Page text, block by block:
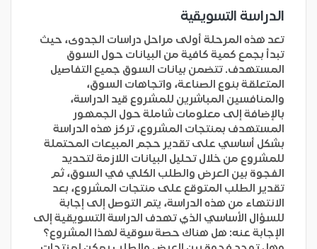
الدراسة التسويقية
تعد هذه المرحلة أولى مراحل دراسات الجدوى، حيث
تبدأ بجمع كمية كافية من البيانات حول السوق
المستهدف. تتضمن بيانات السوق جميع التفاصيل
المتعلقة بنوع الصناعة، واتجاهات السوق،
والمنافسين المباشرين للمشروع قيد الدراسة،
بالإضافة إلى معلومات شاملة حول الجمهور
المستهدف بمنتجات المشروع، تركز هذه الدراسة
بشكل أساسي على تقدير حجم المبيعات المحتملة
للمشروع من خلال تحليل البيانات اللازمة لتحديد
الفجوة بين العرض والطلب الكلي في السوق، ثم
تقدير الطلب المتوقع على منتجات المشروع، بعد
الانتهاء من هذه الدراسة، يتم التوصل إلى إجابة
للسؤال الأساسي الذي تهدف الدراسة التسويقية إلى
الإجابة عنه: هل هناك حصة سوقية لهذا المشروع؟